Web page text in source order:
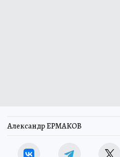
Александр ЕРМАКОВ